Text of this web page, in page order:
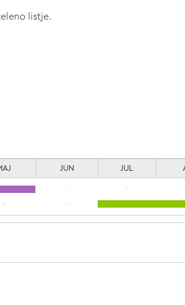
listje.
JUN JUL
- -
- -